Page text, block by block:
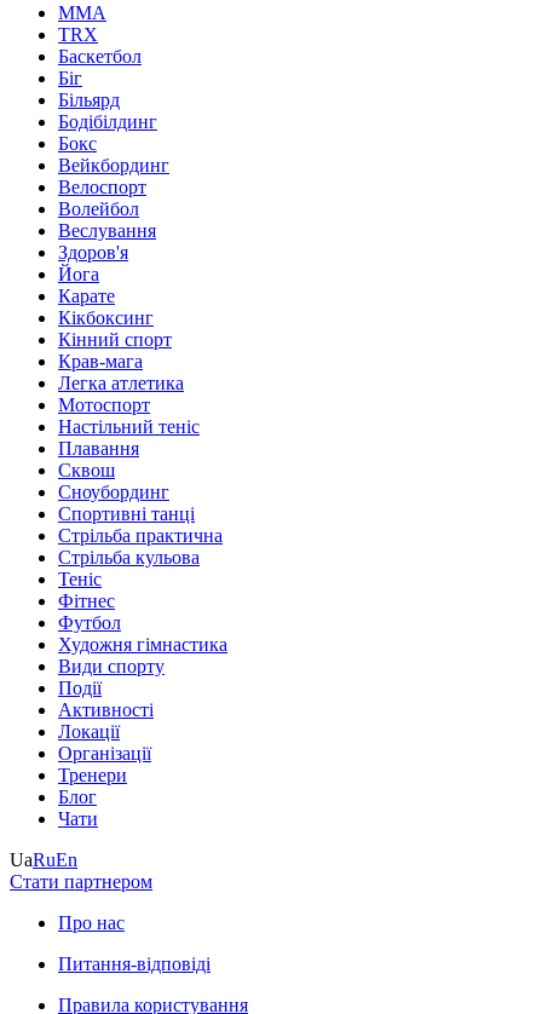
MMA
TRX
Баскетбол
Біг
Більярд
Бодібілдинг
Бокс
Вейкбординг
Велоспорт
Волейбол
Веслування
Здоров'я
Йога
Карате
Кікбоксинг
Кінний спорт
Крав-мага
Легка атлетика
Мотоспорт
Настільний теніс
Плавання
Сквош
Сноубординг
Спортивні танці
Стрільба практична
Стрільба кульова
Теніс
Фітнес
Футбол
Художня гімнастика
Види спорту
Події
Активності
Локації
Організації
Тренери
Блог
Чати
UaRuEn
Стати партнером
Про нас
Питання-відповіді
Правила користування